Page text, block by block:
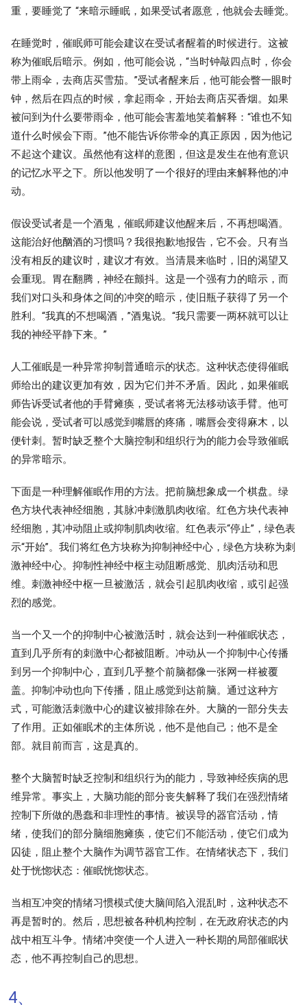
重，要睡觉了 “来暗示睡眠，如果受试者愿意，他就会去睡觉。
在睡觉时，催眠师可能会建议在受试者醒着的时候进行。这被
称为催眠后暗示。例如，他可能会说，“当时钟敲四点时，你会
带上雨伞，去商店买雪茄。”受试者醒来后，他可能会瞥一眼时
钟，然后在四点的时候，拿起雨伞，开始去商店买香烟。如果
被问到为什么要带雨伞，他可能会害羞地笑着解释：“谁也不知
道什么时候会下雨。”他不能告诉你带伞的真正原因，因为他记
不起这个建议。虽然他有这样的意图，但这是发生在他有意识
的记忆水平之下。所以他发明了一个很好的理由来解释他的冲
动。
假设受试者是一个酒鬼，催眠师建议他醒来后，不再想喝酒。
这能治好他酗酒的习惯吗？我很抱歉地报告，它不会。只有当
没有相反的建议时，建议才有效。当清晨来临时，旧的渴望又
会重现。胃在翻腾，神经在颤抖。这是一个强有力的暗示，而
我们对口头和身体之间的冲突的暗示，使旧瓶子获得了另一个
胜利。“我真的不想喝酒，”酒鬼说。“我只需要一两杯就可以让
我的神经平静下来。”
人工催眠是一种异常抑制普通暗示的状态。这种状态使得催眠
师给出的建议更加有效，因为它们并不矛盾。因此，如果催眠
师告诉受试者他的手臂瘫痪，受试者将无法移动该手臂。他可
能会说，受试者可以感觉到嘴唇的疼痛，嘴唇会变得麻木，以
便针刺。暂时缺乏整个大脑控制和组织行为的能力会导致催眠
的异常暗示。
下面是一种理解催眠作用的方法。把前脑想象成一个棋盘。绿
色方块代表神经细胞，其脉冲刺激肌肉收缩。红色方块代表神
经细胞，其冲动阻止或抑制肌肉收缩。红色表示“停止”，绿色表
示“开始”。我们将红色方块称为抑制神经中心，绿色方块称为刺
激神经中心。抑制性神经中枢主动阻断感觉、肌肉活动和思
维。刺激神经中枢一旦被激活，就会引起肌肉收缩，或引起强
烈的感觉。
当一个又一个的抑制中心被激活时，就会达到一种催眠状态，
直到几乎所有的刺激中心都被阻断。冲动从一个抑制中心传播
到另一个抑制中心，直到几乎整个前脑都像一张网一样被覆
盖。抑制冲动也向下传播，阻止感觉到达前脑。通过这种方
式，可能激活刺激中心的建议被排除在外。大脑的一部分失去
了作用。正如催眠术的主体所说，他不是他自己；他不是全
部。就目前而言，这是真的。
整个大脑暂时缺乏控制和组织行为的能力，导致神经疾病的思
维异常。事实上，大脑功能的部分丧失解释了我们在强烈情绪
控制下所做的愚蠢和非理性的事情。被误导的器官活动，情
绪，使我们的部分脑细胞瘫痪，使它们不能活动，使它们成为
囚徒，阻止整个大脑作为调节器官工作。在情绪状态下，我们
处于恍惚状态：催眠恍惚状态。
当相互冲突的情绪习惯模式使大脑间陷入混乱时，这种状态不
再是暂时的。然后，思想被各种机构控制，在无政府状态的内
战中相互斗争。情绪冲突使一个人进入一种长期的局部催眠状
态，他不再控制自己的思想。
4、